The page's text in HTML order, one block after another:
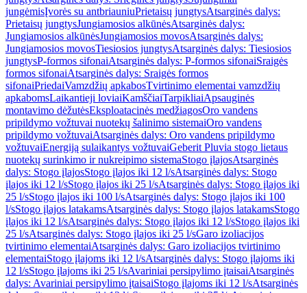
jungėmisĮvorės su antbriauniuPrietaisų jungtysAtsarginės dalys:
Prietaisų jungtysJungiamosios alkūnėsAtsarginės dalys:
Jungiamosios alkūnėsJungiamosios movosAtsarginės dalys:
Jungiamosios movosTiesiosios jungtysAtsarginės dalys: Tiesiosios
jungtysP-formos sifonaiAtsarginės dalys: P-formos sifonaiSraigės
formos sifonaiAtsarginės dalys: Sraigės formos
sifonaiPriedaiVamzdžių apkabosTvirtinimo elementai vamzdžių
apkabomsLaikantieji loviaiKamščiaiTarpikliaiApsauginės
montavimo dėžutėsEksploatacinės medžiagosOro vandens
pripildymo vožtuvai nuotekų šalinimo sistemaiOro vandens
pripildymo vožtuvaiAtsarginės dalys: Oro vandens pripildymo
vožtuvaiEnergiją sulaikantys vožtuvaiGeberit Pluvia stogo lietaus
nuotekų surinkimo ir nukreipimo sistemaStogo įlajosAtsarginės
dalys: Stogo įlajosStogo įlajos iki 12 l/sAtsarginės dalys: Stogo
įlajos iki 12 l/sStogo įlajos iki 25 l/sAtsarginės dalys: Stogo įlajos iki
25 l/sStogo įlajos iki 100 l/sAtsarginės dalys: Stogo įlajos iki 100
l/sStogo įlajos latakamsAtsarginės dalys: Stogo įlajos latakamsStogo
įlajos iki 12 l/sAtsarginės dalys: Stogo įlajos iki 12 l/sStogo įlajos iki
25 l/sAtsarginės dalys: Stogo įlajos iki 25 l/sGaro izoliacijos
tvirtinimo elementaiAtsarginės dalys: Garo izoliacijos tvirtinimo
elementaiStogo įlajoms iki 12 l/sAtsarginės dalys: Stogo įlajoms iki
12 l/sStogo įlajoms iki 25 l/sAvariniai persipylimo įtaisaiAtsarginės
dalys: Avariniai persipylimo įtaisaiStogo įlajoms iki 12 l/sAtsarginės